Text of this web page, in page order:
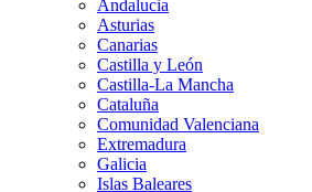
Andalucia
Asturias
Canarias
Castilla y León
Castilla-La Mancha
Cataluña
Comunidad Valenciana
Extremadura
Galicia
Islas Baleares